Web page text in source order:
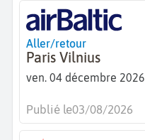
Aller/retour
Paris Vilnius
ven. 04 décembre 2026
Publié le03/08/2026